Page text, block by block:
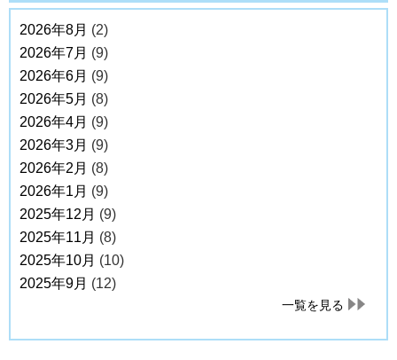
2026年8月 (2)
2026年7月 (9)
2026年6月 (9)
2026年5月 (8)
2026年4月 (9)
2026年3月 (9)
2026年2月 (8)
2026年1月 (9)
2025年12月 (9)
2025年11月 (8)
2025年10月 (10)
2025年9月 (12)
一覧を見る